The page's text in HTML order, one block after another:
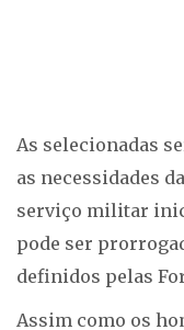
As selecionadas
as necessidades
serviço militar
pode ser
definidos pelas
Assim como os